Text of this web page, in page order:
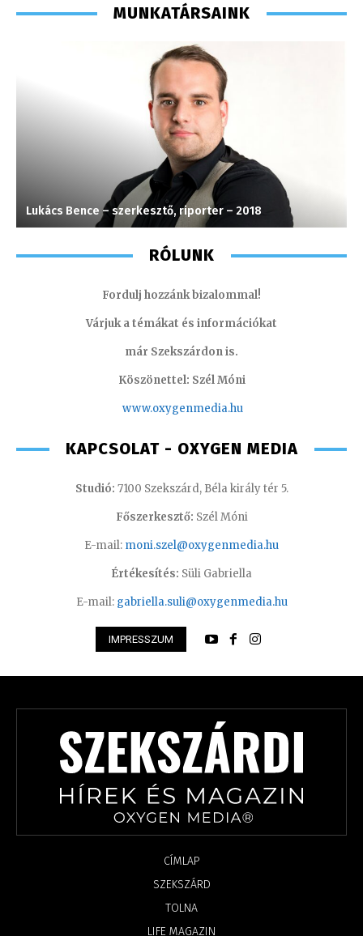
MUNKATÁRSAINK
Lukács Bence – szerkesztő, riporter – 2018
RÓLUNK
Fordulj hozzánk bizalommal!
Várjuk a témákat és információkat
már Szekszárdon is.
Köszönettel: Szél Móni
www.oxygenmedia.hu
KAPCSOLAT - OXYGEN MEDIA
Studió: 7100 Szekszárd, Béla király tér 5.
Főszerkesztő: Szél Móni
E-mail: moni.szel@oxygenmedia.hu
Értékesítés: Süli Gabriella
E-mail: gabriella.suli@oxygenmedia.hu
IMPRESSZUM
CÍMLAP
SZEKSZÁRD
TOLNA
LIFE MAGAZIN